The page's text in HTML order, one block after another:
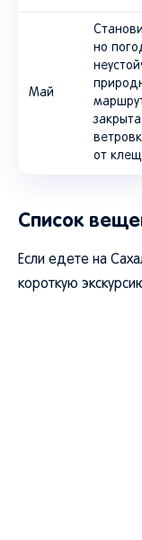
Май
но
от
Список
Если едете на
короткую